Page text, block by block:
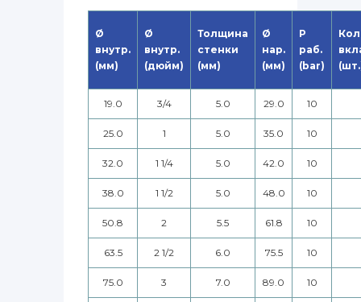
Ø
внутр.
(мм)
Ø
внутр.
(дюйм)
Толщина
стенки
(мм)
Ø
нар.
(мм)
P
раб.
(bar)
19.0 3/4 5.0 29.0 10
25.0 1 5.0 35.0 10
32.0 1 1/4 5.0 42.0 10
38.0 1 1/2 5.0 48.0 10
50.8 2 5.5 61.8 10
63.5 2 1/2 6.0 75.5 10
75.0 3 7.0 89.0 10